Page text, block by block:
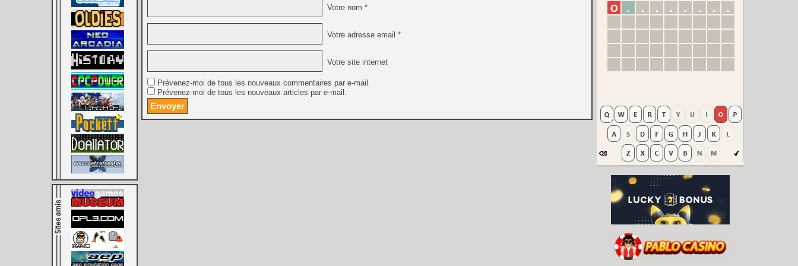
Votre nom *
Votre adresse email *
Votre site internet
Prévenez-moi de tous les nouveaux commentaires par e-mail.
Prévenez-moi de tous les nouveaux articles par e-mail.